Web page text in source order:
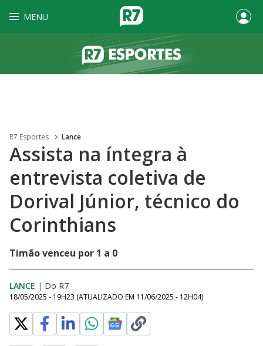
MENU
R7 Esportes Lance
Assista na íntegra à
entrevista coletiva de
Dorival Júnior, técnico do
Corinthians
Timão venceu por 1 a 0
LANCE | Do R7
18/05/2025 - 19H23 (ATUALIZADO EM 11/06/2025 - 12H04)